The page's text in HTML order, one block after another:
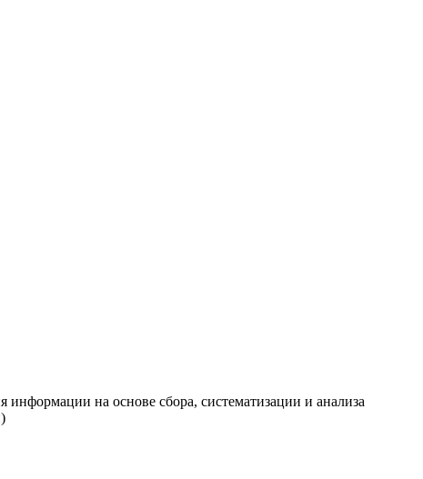
на основе сбора, систематизации и анализа